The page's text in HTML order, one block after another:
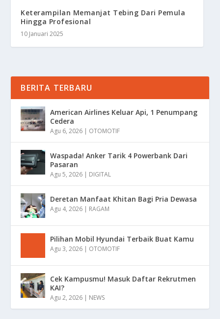
Keterampilan Memanjat Tebing Dari Pemula
Hingga Profesional
10 Januari 2025
BERITA TERBARU
American Airlines Keluar Api, 1 Penumpang
Cedera
Agu 6, 2026 | OTOMOTIF
Waspada! Anker Tarik 4 Powerbank Dari
Pasaran
Agu 5, 2026 | DIGITAL
Deretan Manfaat Khitan Bagi Pria Dewasa
Agu 4, 2026 | RAGAM
Pilihan Mobil Hyundai Terbaik Buat Kamu
Agu 3, 2026 | OTOMOTIF
Cek Kampusmu! Masuk Daftar Rekrutmen
KAI?
Agu 2, 2026 | NEWS